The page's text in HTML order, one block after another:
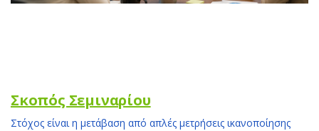
Σκοπός Σεμιναρίου
Στόχος είναι η μετάβαση από απλές μετρήσεις ικανοποίησης